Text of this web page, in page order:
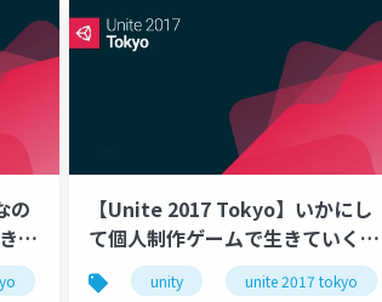
の
ル
【Unite 2017 Tokyo】いかにし
て個人制作ゲームで生きていく
か〜スマホゲームレッドオーシャ
ンの泳ぎ方〜
unity unite 2017 tokyo